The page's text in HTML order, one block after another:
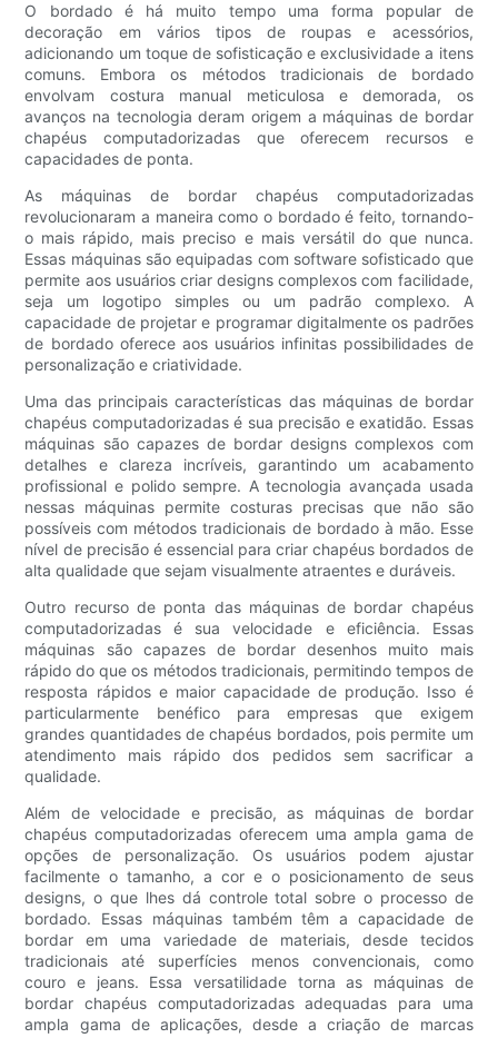
O bordado é há muito tempo uma forma popular de
decoração em vários tipos de roupas e acessórios,
adicionando um toque de sofisticação e exclusividade a itens
comuns. Embora os métodos tradicionais de bordado
envolvam costura manual meticulosa e demorada, os
avanços na tecnologia deram origem a máquinas de bordar
chapéus computadorizadas que oferecem recursos e
capacidades de ponta.
As máquinas de bordar chapéus computadorizadas
revolucionaram a maneira como o bordado é feito, tornando-
o mais rápido, mais preciso e mais versátil do que nunca.
Essas máquinas são equipadas com software sofisticado que
permite aos usuários criar designs complexos com facilidade,
seja um logotipo simples ou um padrão complexo. A
capacidade de projetar e programar digitalmente os padrões
de bordado oferece aos usuários infinitas possibilidades de
personalização e criatividade.
Uma das principais características das máquinas de bordar
chapéus computadorizadas é sua precisão e exatidão. Essas
máquinas são capazes de bordar designs complexos com
detalhes e clareza incríveis, garantindo um acabamento
profissional e polido sempre. A tecnologia avançada usada
nessas máquinas permite costuras precisas que não são
possíveis com métodos tradicionais de bordado à mão. Esse
nível de precisão é essencial para criar chapéus bordados de
alta qualidade que sejam visualmente atraentes e duráveis.
Outro recurso de ponta das máquinas de bordar chapéus
computadorizadas é sua velocidade e eficiência. Essas
máquinas são capazes de bordar desenhos muito mais
rápido do que os métodos tradicionais, permitindo tempos de
resposta rápidos e maior capacidade de produção. Isso é
particularmente benéfico para empresas que exigem
grandes quantidades de chapéus bordados, pois permite um
atendimento mais rápido dos pedidos sem sacrificar a
qualidade.
Além de velocidade e precisão, as máquinas de bordar
chapéus computadorizadas oferecem uma ampla gama de
opções de personalização. Os usuários podem ajustar
facilmente o tamanho, a cor e o posicionamento de seus
designs, o que lhes dá controle total sobre o processo de
bordado. Essas máquinas também têm a capacidade de
bordar em uma variedade de materiais, desde tecidos
tradicionais até superfícies menos convencionais, como
couro e jeans. Essa versatilidade torna as máquinas de
bordar chapéus computadorizadas adequadas para uma
ampla gama de aplicações, desde a criação de marcas